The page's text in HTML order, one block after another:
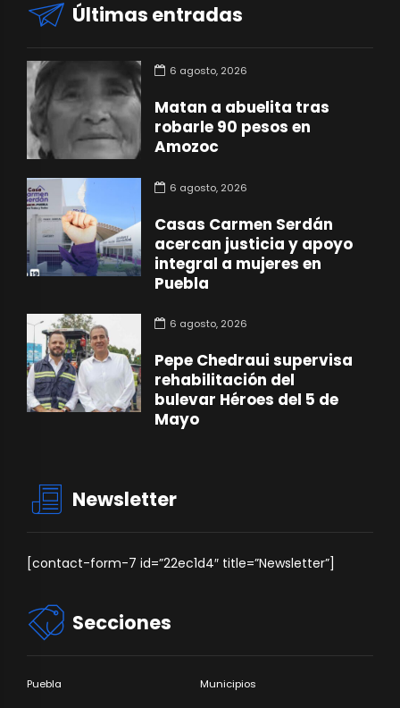
Últimas entradas
6 agosto, 2026
Matan a abuelita tras
robarle 90 pesos en
Amozoc
6 agosto, 2026
Casas Carmen Serdán
acercan justicia y apoyo
integral a mujeres en
Puebla
6 agosto, 2026
Pepe Chedraui supervisa
rehabilitación del
bulevar Héroes del 5 de
Mayo
Newsletter
[contact-form-7 id=”22ec1d4″ title=”Newsletter”]
Secciones
Puebla Municipios